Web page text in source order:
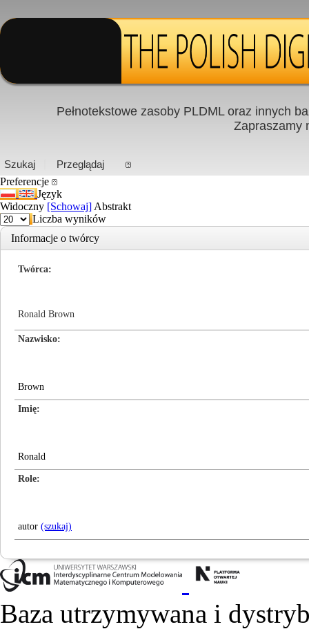
Pełnotekstowe zasoby PLDML oraz innych
Zapraszamy
Szukaj
Przeglądaj
Preferencje
Język
Widoczny [Schowaj] Abstrakt
Liczba wyników
Informacje o twórcy
Twórca
Ronald Brown
Nazwisko
Brown
Imię
Ronald
Role
autor (szukaj)
Baza utrzymywana i